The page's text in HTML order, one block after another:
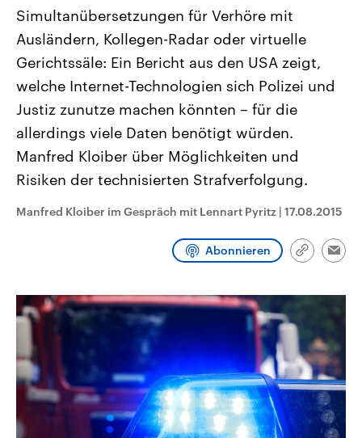
Landtagswahl Sachsen-Anhalt
2026
Alle Informationen
Sachsen-Anhalt wählt am 6.
September 2026 einen neuen
Landtag. Seit 2021 wird das
Bundesland von einer Koalition aus
Umfragen, Prognosen,
und Hintergründe zu den Parteien
und Kandidaten der anstehenden
USA
Aktuelle Beiträge,
Hintergründe
Wirtschaftlich und
gehören die Vereinigten
den mächtigsten Ländern
mit großem Einfluss auf
Sendungen Programm Podcasts
Simultanübersetzungen für Verhöre mit
Ausländern, Kollegen-Radar oder virtuelle
Gerichtssäle: Ein Bericht aus den USA zeigt,
welche Internet-Technologien sich Polizei und
Justiz zunutze machen könnten – für die
allerdings viele Daten benötigt würden.
Manfred Kloiber über Möglichkeiten und
Risiken der technisierten Strafverfolgung.
Manfred Kloiber im Gespräch mit Lennart Pyritz | 17.08.2015
Abonnieren
Link